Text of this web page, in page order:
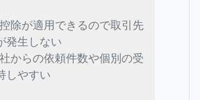
除が適用できるので取引先
発生しない
からの依頼件数や個別の受
しやすい